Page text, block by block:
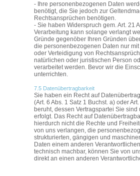
- Ihre personenbezogenen Daten
benötigt, die Sie jedoch zur
Rechtsansprüchen benötigen.
- Sie haben Widerspruch gem. Art. 21
Verarbeitung kann solange verlangt
Gründe gegenöber Ihren Gründen
die personenbezogenen Daten nur
oder Verteidigung von
natürlichen oder juristischen Person
verarbeitet werden. Bevor wir die
unterrichten.
7.5 Datenübertragbarkeit
Sie haben ein Recht auf
(Art. 6 Abs. 1 Satz 1 Buchst. a) oder
beruht, dessen Vertragspartei Sie
erfolgt. Das Recht auf
hierdurch nicht die Rechte und
von uns verlangen, die
strukturierten, gängigen und
Daten einem anderen
technisch machbar, können Sie von
direkt an einen anderen